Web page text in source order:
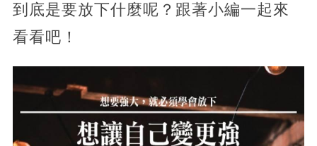
到底是要放下什麼呢？跟著小編一起來
看看吧！